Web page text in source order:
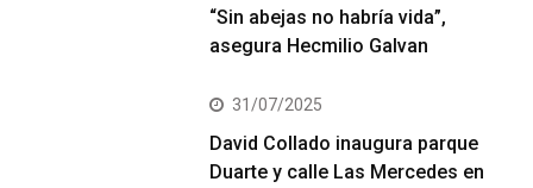
“Sin abejas no habría vida”,
asegura Hecmilio Galvan
31/07/2025
David Collado inaugura parque
Duarte y calle Las Mercedes en